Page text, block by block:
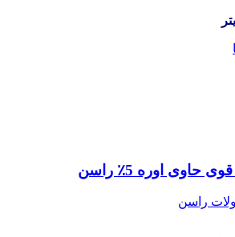
اوره 5٪ راسن
راسن